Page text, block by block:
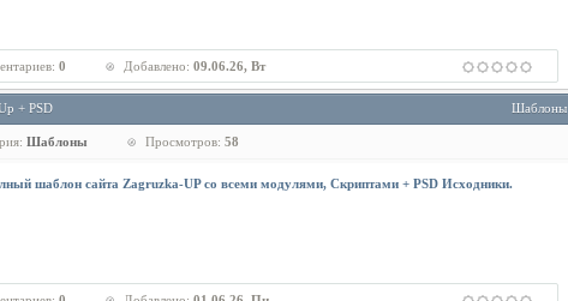
0 Добавлено: 09.06.26, Вт
Шаблоны
+ PSD
Шаблоны Просмотров: 58
шаблон сайта Zagruzka-UP со всеми модулями, Скриптами + PSD Исходники.